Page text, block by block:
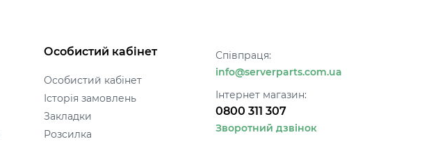
Особистий кабінет
Особистий кабінет
Історія замовлень
Закладки
Розсилка
Співпраця:
info@serverparts.com.ua
Інтернет магазин:
0800 311 307
Зворотний дзвінок